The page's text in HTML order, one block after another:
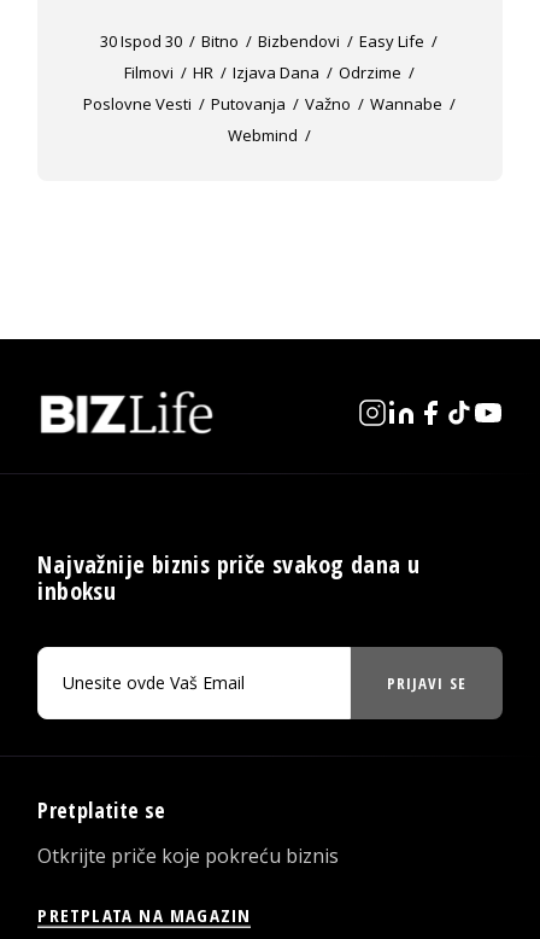
30 Ispod 30 Bitno Bizbendovi
Easy Life
Filmovi
HR Izjava Dana
Odrzime
Poslovne Vesti
Putovanja Važno
Wannabe
Webmind
Najvažnije biznis priče svakog dana u
inboksu
PRIJAVI SE
Pretplatite se
Otkrijte priče koje pokreću biznis
PRETPLATA NA MAGAZIN